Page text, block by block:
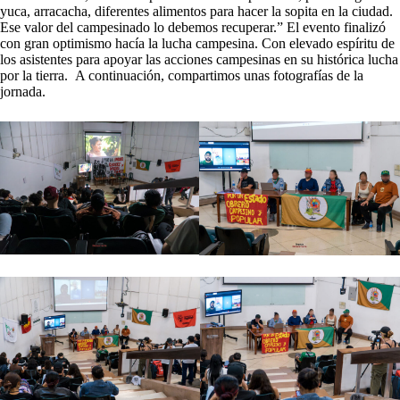
yuca, arracacha, diferentes alimentos para hacer la sopita en la ciudad.
Ese valor del campesinado lo debemos recuperar.” El evento finalizó
con gran optimismo hacía la lucha campesina. Con elevado espíritu de
los asistentes para apoyar las acciones campesinas en su histórica lucha
por la tierra. A continuación, compartimos unas fotografías de la
jornada.